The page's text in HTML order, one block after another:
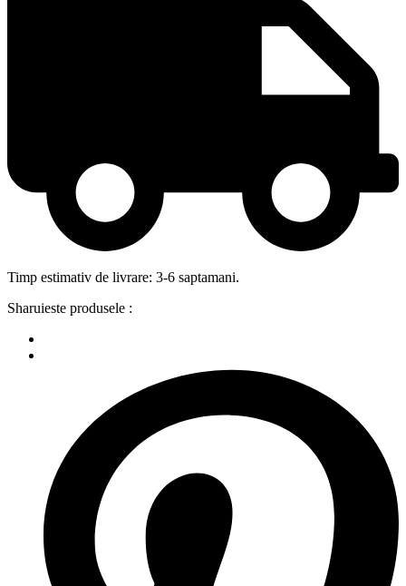
Timp estimativ de livrare: 3-6 saptamani.
Sharuieste produsele :